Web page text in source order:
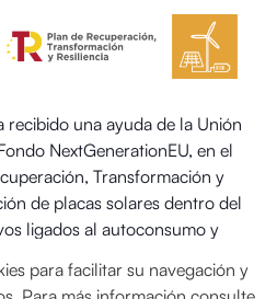
recibido una ayuda de la Unión
NextGenerationEU, en el
Transformación y
de placas solares dentro del
ligados al autoconsumo y
térmicos renovables en
para facilitar su navegación y